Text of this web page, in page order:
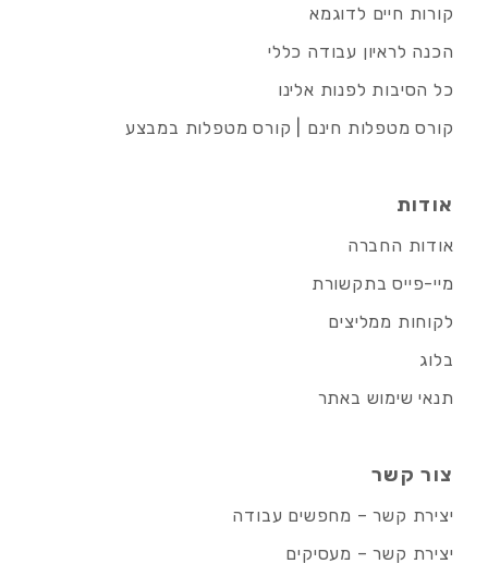
קורות חיים לדוגמא
הכנה לראיון עבודה כללי
כל הסיבות לפנות אלינו
קורס מטפלות חינם | קורס מטפלות במבצע
אודות
אודות החברה
מיי-פייס בתקשורת
לקוחות ממליצים
בלוג
תנאי שימוש באתר
צור קשר
יצירת קשר – מחפשים עבודה
יצירת קשר – מעסיקים